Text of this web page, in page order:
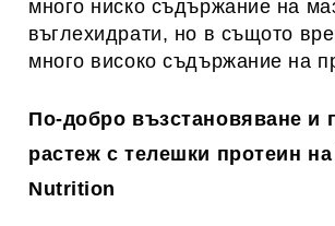
много ниско съдържание на
въглехидрати, но в същото
много високо съдържание на
По-добро възстановяване и
растеж с телешки протеин
Nutrition